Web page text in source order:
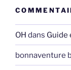
OH dans Guide
bonnaventure